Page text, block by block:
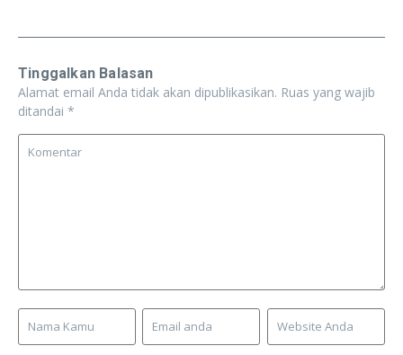
Tinggalkan Balasan
Alamat email Anda tidak akan dipublikasikan. Ruas yang wajib
ditandai *